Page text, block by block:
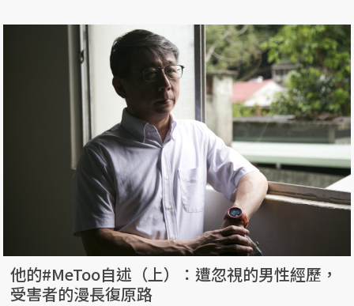
他的#MeToo自述（上）：遭忽視的男性經歷，
受害者的漫長復原路